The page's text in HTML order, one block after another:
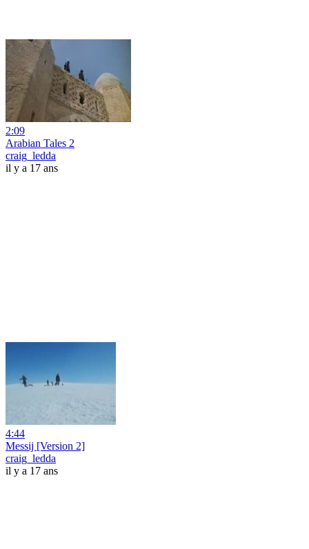
2:09
Arabian Tales 2
craig_ledda
il y a 17 ans
4:44
Messij [Version 2]
craig_ledda
il y a 17 ans